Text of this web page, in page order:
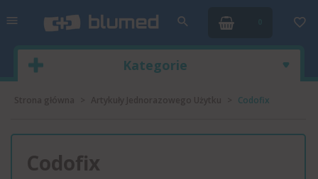
Kategorie
Codofix
Codofix